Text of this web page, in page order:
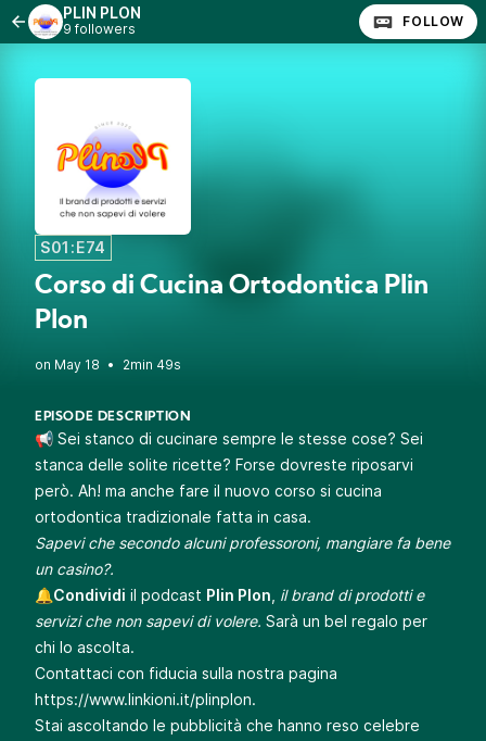
PLIN PLON
9 followers FOLLOW
S01:E74
Corso di Cucina Ortodontica Plin
Plon
• 2min 49s
EPISODE DESCRIPTION
📢 Sei stanco di cucinare sempre le stesse cose? Sei
stanca delle solite ricette? Forse dovreste riposarvi
però. Ah! ma anche fare il nuovo corso si cucina
ortodontica tradizionale fatta in casa.
Sapevi che secondo alcuni professoroni, mangiare fa bene
un casino?.
🔔Condividi il podcast Plin Plon il brand di prodotti e
servizi che non sapevi di volere. Sarà un bel regalo per
chi lo ascolta.
Contattaci con fiducia sulla nostra pagina
https://www.linkioni.it/plinplon.
Stai ascoltando le pubblicità che hanno reso celebre